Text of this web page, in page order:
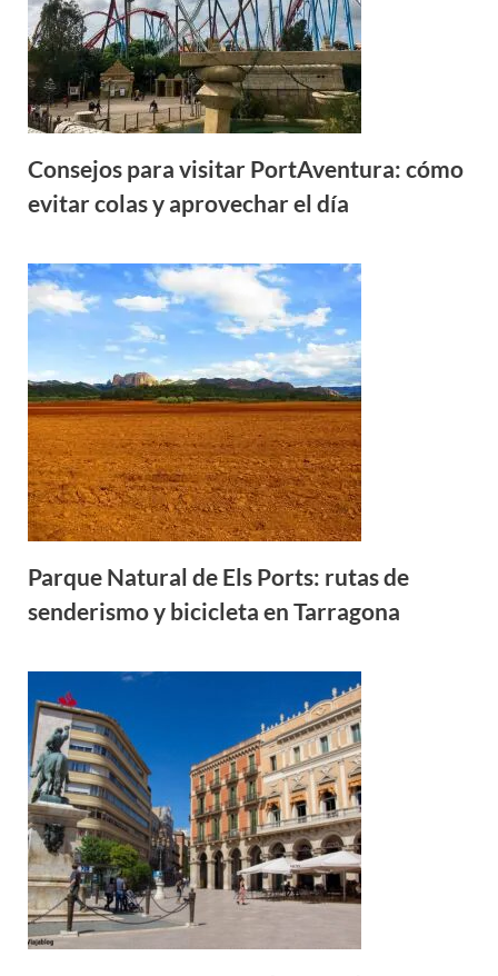
Consejos para visitar PortAventura: cómo
evitar colas y aprovechar el día
Parque Natural de Els Ports: rutas de
senderismo y bicicleta en Tarragona